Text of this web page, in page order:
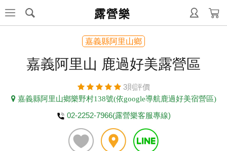
露營樂
嘉義縣阿里山鄉
嘉義阿里山 鹿過好美露營區
3則評價
嘉義縣阿里山鄉樂野村138號(依google導航鹿過好美宿營區)
02-2252-7966(露營樂客服專線)